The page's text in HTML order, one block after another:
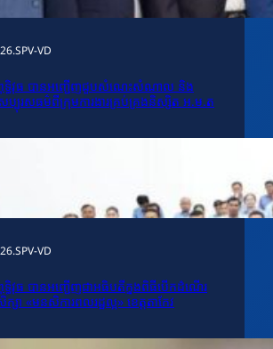
.SPV-VD
ទ្ធិវុធ បានអញ្ជើញជួបសំណេះសំណាល និង
សធម៌ពីក្រុមការងារគ្រប់គ្រងនិស្សិត អ.ម.ត
.SPV-VD
ធិវុធ បានអញ្ជើញជាអធិបតីក្នុងពិធីបើកដំណើរ
សា «មនសិការពលរដ្ឋល្អ» ខេត្តតាកែវ